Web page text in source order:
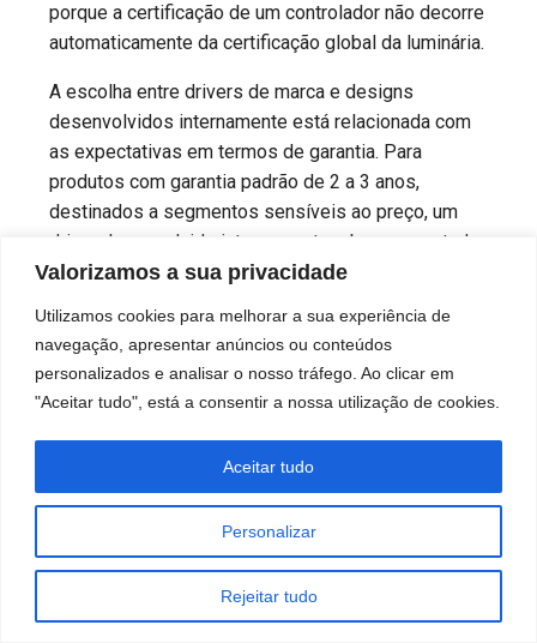
Valorizamos a sua privacidade
Utilizamos cookies para melhorar a sua experiência de
navegação, apresentar anúncios ou conteúdos
personalizados e analisar o nosso tráfego. Ao clicar em
"Aceitar tudo", está a consentir a nossa utilização de cookies.
Personalizar
Rejeitar tudo
Aceitar tudo
porque a certificação de um controlador não decorre
automaticamente da certificação global da luminária.
A escolha entre drivers de marca e designs
desenvolvidos internamente está relacionada com
as expectativas em termos de garantia. Para
produtos com garantia padrão de 2 a 3 anos,
destinados a segmentos sensíveis ao preço, um
driver desenvolvido internamente e bem executado
pode ser adequado. Para projetos com garantia de 5
portfólios de grandes marcas, instalações críticas —
os controladores de marca são a norma. A diferença
de custo é real, mas é insignificante quando
Condutores com logótipo da marca
Meanwell / Inventronics / Philips Xitanium